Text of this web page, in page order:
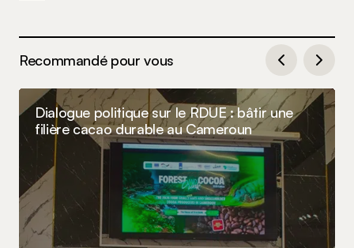
Recommandé pour vous
Dialogue politique sur le RDUE : bâtir une
filière cacao durable au Cameroun